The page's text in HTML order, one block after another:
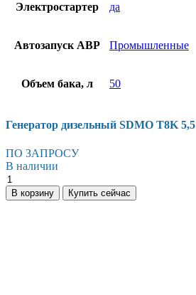
Электростартер да
Автозапуск АВР Промышленные
Объем бака, л 50
Генератор дизельный SDMO T8K 5,5
ПО ЗАПРОСУ
В наличии
Генератор
дизельный
SDMO
В корзину Купить сейчас